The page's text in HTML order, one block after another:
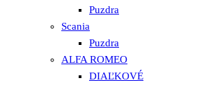
Puzdra
Scania
Puzdra
ALFA ROMEO
DIAĽKOVÉ